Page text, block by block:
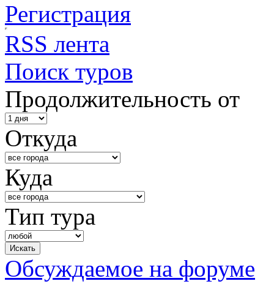
Регистрация
RSS лента
Поиск туров
Продолжительность от
Откуда
Куда
Тип тура
Обсуждаемое на форуме